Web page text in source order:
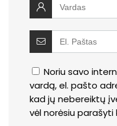
Noriu savo
vardą, el. pašto
kad jų nebereiktų
vėl norėsiu